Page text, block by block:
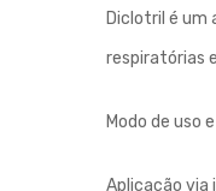
Diclotril é
respiratórias
Modo de uso
Aplicação via